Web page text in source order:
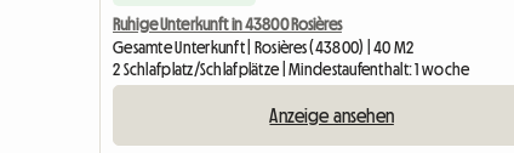
Ruhige Unterkunft in 43800 Rosières
Gesamte Unterkunft | Rosières (43800) | 40 M2
2 Schlafplatz/Schlafplätze | Mindestaufenthalt: 1 woche
Anzeige ansehen